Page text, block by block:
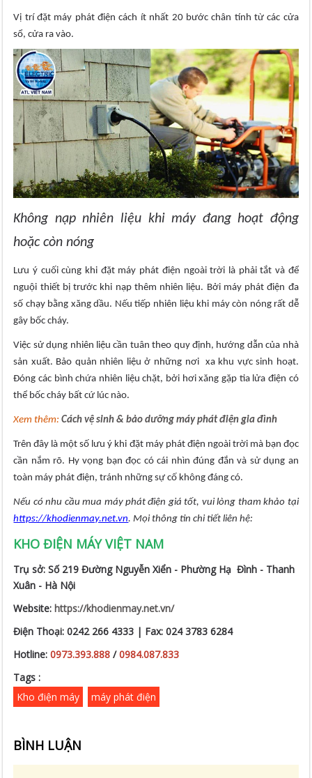
Vị trí đặt máy phát điện cách ít nhất 20 bước chân tính từ các cửa
sổ, cửa ra vào.
Không nạp nhiên liệu khi máy đang hoạt động
hoặc còn nóng
Lưu ý cuối cùng khi đặt máy phát điện ngoài trời là phải tắt và để
nguội thiết bị trước khi nạp thêm nhiên liệu. Bởi máy phát điện đa
số chạy bằng xăng dầu. Nếu tiếp nhiên liệu khi máy còn nóng rất dễ
gây bốc cháy.
Việc sử dụng nhiên liệu cần tuân theo quy định, hướng dẫn của nhà
sản xuất. Bảo quản nhiên liệu ở những nơi xa khu vực sinh hoạt.
Đóng các bình chứa nhiên liệu chặt, bởi hơi xăng gặp tia lửa điện có
thể bốc cháy bất cứ lúc nào.
Xem thêm: Cách vệ sinh & bảo dưỡng máy phát điện gia đình
Trên đây là một số lưu ý khi đặt máy phát điện ngoài trời mà bạn đọc
cần nắm rõ. Hy vọng bạn đọc có cái nhìn đúng đắn và sử dụng an
toàn máy phát điện, tránh những sự cố không đáng có.
Nếu có nhu cầu mua máy phát điện giá tốt, vui lòng tham khảo tại
https://khodienmay.net.vn. Mọi thông tin chi tiết liên hệ:
KHO ĐIỆN MÁY VIỆT NAM
Trụ sở: Số 219 Đường Nguyễn Xiển - Phường Hạ Đình - Thanh
Xuân - Hà Nội
Website: https://khodienmay.net.vn/
Điện Thoại: 0242 266 4333 | Fax: 024 3783 6284
Hotline:0973.393.888 /0984.087.833
Tags :
Kho điện máy
máy phát điện
BÌNH LUẬN